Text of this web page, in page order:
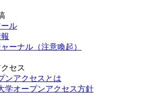
ル
ーナル（注意喚起）
セス
ンアクセスとは
学オープンアクセス方針